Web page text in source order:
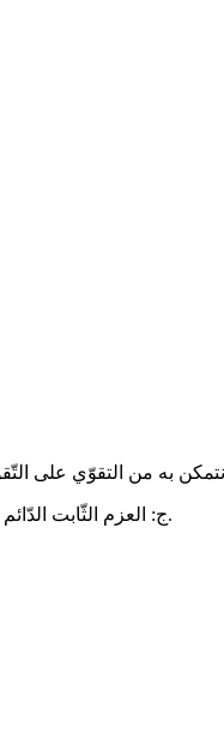
به من التقوّي على
ج: العزم الثّابت الدّائم على ترك المعصية في الاعتقاد والعمل.